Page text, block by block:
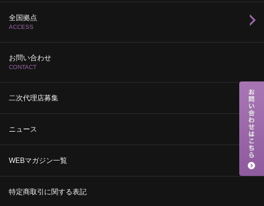
全国拠点
ACCESS
お問い合わせ
CONTACT
二次代理店募集
ニュース
WEBマガジン一覧
特定商取引に関する表記